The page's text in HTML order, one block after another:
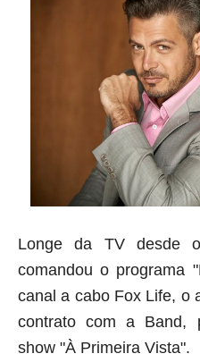
Longe da TV desde
comandou o programa
canal a cabo Fox Life, o
contrato com a Band,
show "À Primeira Vista".